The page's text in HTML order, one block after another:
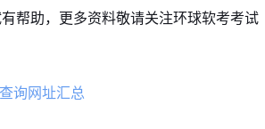
帮助，更多资料敬请关注环球软考考试
询网址汇总